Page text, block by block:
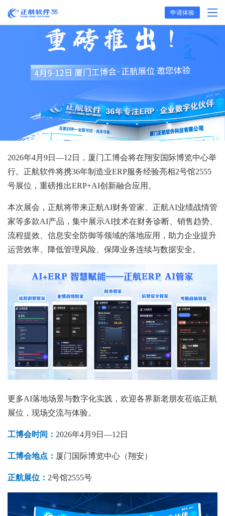
申请体验
2026年4月9日—12日，厦门工博会将在翔安国际博览中心举
行。正航软件将携36年制造业ERP服务经验亮相2号馆2555
号展位，重磅推出ERP+AI创新融合应用。
本次展会，正航将带来正航AI财务管家、正航AI业绩战情管
家等多款AI产品，集中展示AI技术在财务诊断、销售趋势、
流程提效、信息安全防御等领域的落地应用，助力企业提升
运营效率、降低管理风险、保障业务连续与数据安全。
更多AI落地场景与数字化实践，欢迎各界新老朋友莅临正航
展位，现场交流与体验。
工博会时间： 2026年4月9日—12日
工博会地点： 厦门国际博览中心（翔安）
正航展位： 2号馆2555号